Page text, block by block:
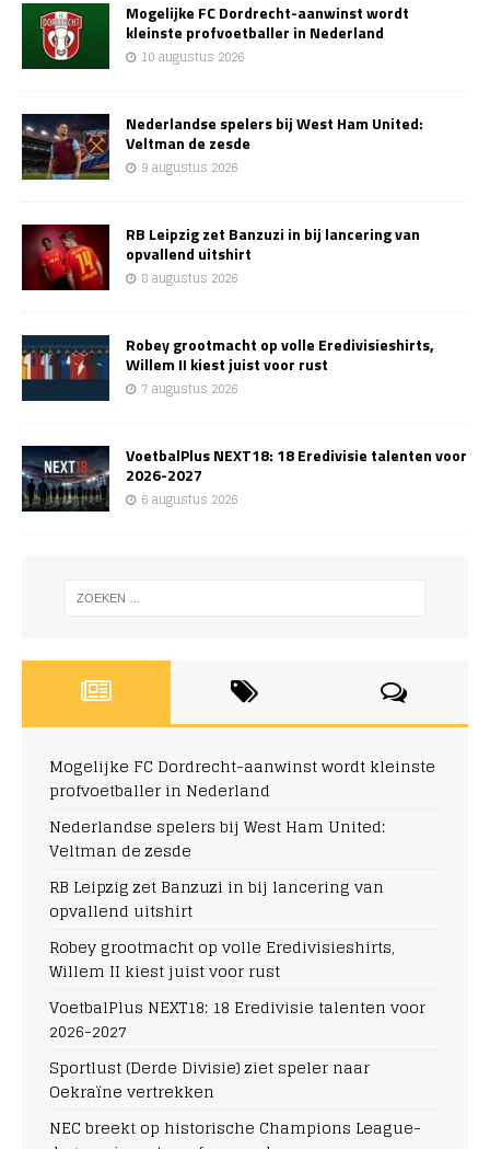
Mogelijke FC Dordrecht-aanwinst wordt
kleinste profvoetballer in Nederland
10 augustus 2026
Nederlandse spelers bij West Ham United:
Veltman de zesde
9 augustus 2026
RB Leipzig zet Banzuzi in bij lancering van
opvallend uitshirt
8 augustus 2026
Robey grootmacht op volle Eredivisieshirts,
Willem II kiest juist voor rust
7 augustus 2026
VoetbalPlus NEXT18: 18 Eredivisie talenten voor
2026-2027
6 augustus 2026
Mogelijke FC Dordrecht-aanwinst wordt kleinste
profvoetballer in Nederland
Nederlandse spelers bij West Ham United:
Veltman de zesde
RB Leipzig zet Banzuzi in bij lancering van
opvallend uitshirt
Robey grootmacht op volle Eredivisieshirts,
Willem II kiest juist voor rust
VoetbalPlus NEXT18: 18 Eredivisie talenten voor
2026-2027
Sportlust (Derde Divisie) ziet speler naar
Oekraïne vertrekken
NEC breekt op historische Champions League-